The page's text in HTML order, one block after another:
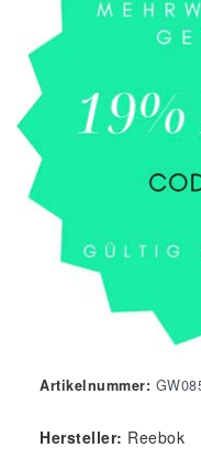
Artikelnummer:
Hersteller: Reebok